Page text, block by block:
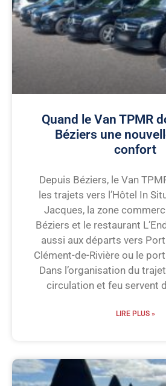
Quand le Van TPMR
Béziers une
confort
Depuis Béziers, le Van
les trajets vers l’Hôtel In
Jacques, la zone
Béziers et le restaurant
aussi aux départs vers
Clément-de-Rivière ou le port
Dans l’organisation du
circulation et feu servent
LIRE PLUS »